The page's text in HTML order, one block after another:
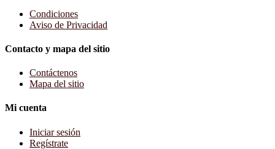
Condiciones
Aviso de Privacidad
Contacto y mapa del sitio
Contáctenos
Mapa del sitio
Mi cuenta
Iniciar sesión
Regístrate